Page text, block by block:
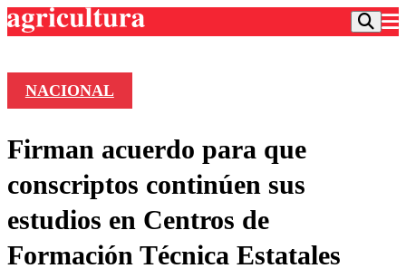
Frecuencias
Agricultura TV
Deportes
Colo Colo
Motor
Entretención
Noticias
Vida Social
NACIONAL
Firman acuerdo para que
conscriptos continúen sus
estudios en Centros de
Formación Técnica Estatales